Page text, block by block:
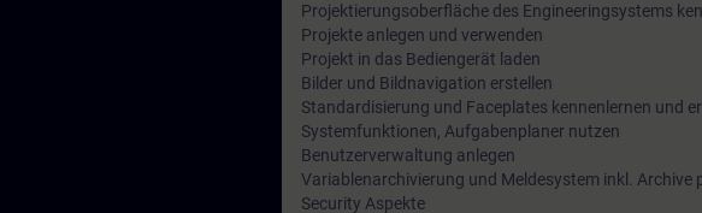
Projektierungsoberfläche des Engineeringsystems
Projekte anlegen und verwenden
Projekt in das Bediengerät laden
Bilder und Bildnavigation erstellen
Standardisierung und Faceplates kennenlernen und
Systemfunktionen, Aufgabenplaner nutzen
Benutzerverwaltung anlegen
Variablenarchivierung und Meldesystem inkl. Archive
Security Aspekte